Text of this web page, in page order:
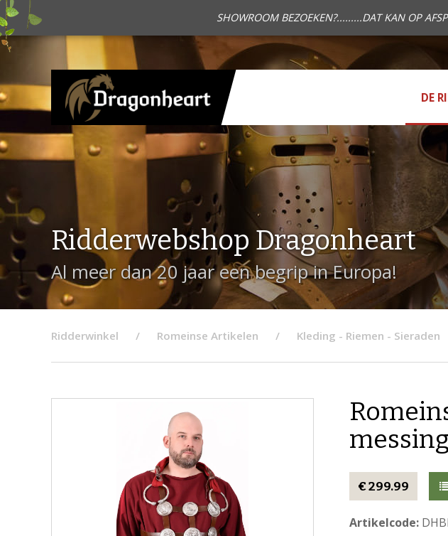
SHOWROOM BEZOEKEN?.........DAT KAN OP
DE
Ridderwebshop Dragonheart
Al meer dan 20 jaar een begrip in Europa!
Ridderwinkel Romeinse Artikelen Kleding - Riemen - Sieraden
messing
€ 299.99
Artikelcode: